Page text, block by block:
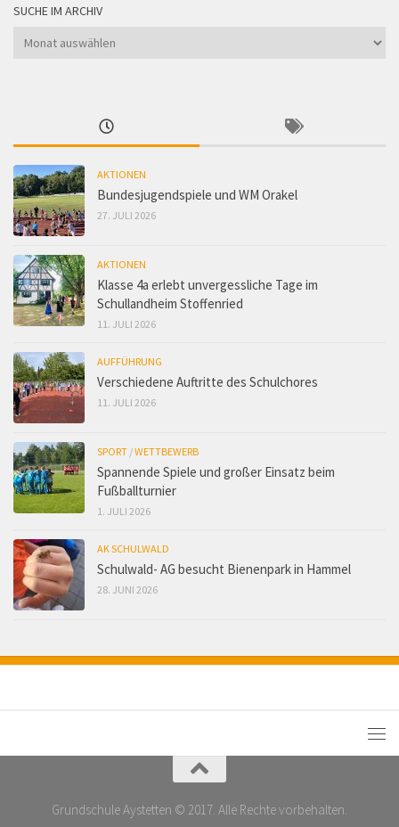
SUCHE IM ARCHIV
Suche
AKTIONEN
Bundesjugendspiele und WM Orakel
27. JULI 2026
AKTIONEN
Klasse 4a erlebt unvergessliche Tage im
Schullandheim Stoffenried
11. JULI 2026
AUFFÜHRUNG
Verschiedene Auftritte des Schulchores
11. JULI 2026
SPORT /WETTBEWERB
Spannende Spiele und großer Einsatz beim
Fußballturnier
1. JULI 2026
AK SCHULWALD
Schulwald- AG besucht Bienenpark in Hammel
28. JUNI 2026
Grundschule Aystetten © 2017. Alle Rechte vorbehalten.